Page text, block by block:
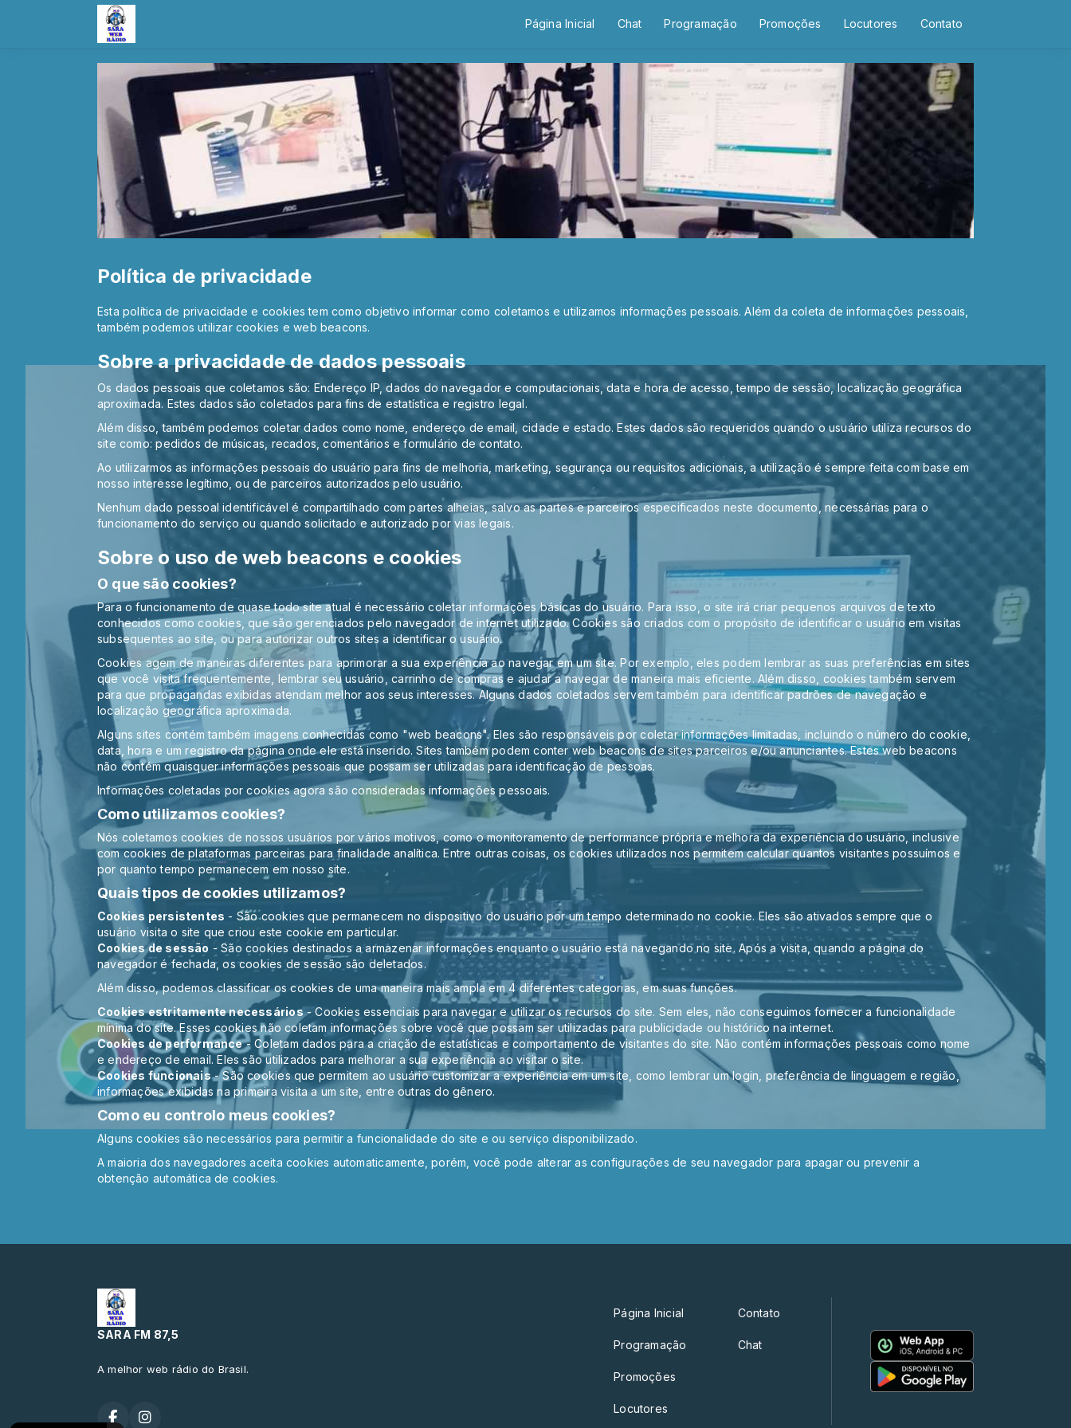
Página Inicial Chat Programação Promoções Locutores Contato
Política de privacidade
Esta política de privacidade e cookies tem como objetivo informar como coletamos e utilizamos informações pessoais. Além da coleta de informações pessoais,
também podemos utilizar cookies e web beacons.
Sobre a privacidade de dados pessoais
Os dados pessoais que coletamos são: Endereço IP, dados do navegador e computacionais, data e hora de acesso, tempo de sessão, localização geográfica
aproximada. Estes dados são coletados para fins de estatística e registro legal.
Além disso, também podemos coletar dados como nome, endereço de email, cidade e estado. Estes dados são requeridos quando o usuário utiliza recursos do
site como: pedidos de músicas, recados, comentários e formulário de contato.
Ao utilizarmos as informações pessoais do usuário para fins de melhoria, marketing, segurança ou requisitos adicionais, a utilização é sempre feita com base em
nosso interesse legítimo, ou de parceiros autorizados pelo usuário.
Nenhum dado pessoal identificável é compartilhado com partes alheias, salvo as partes e parceiros especificados neste documento, necessárias para o
funcionamento do serviço ou quando solicitado e autorizado por vias legais.
Sobre o uso de web beacons e cookies
O que são cookies?
Para o funcionamento de quase todo site atual é necessário coletar informações básicas do usuário. Para isso, o site irá criar pequenos arquivos de texto
conhecidos como cookies, que são gerenciados pelo navegador de internet utilizado. Cookies são criados com o propósito de identificar o usuário em visitas
subsequentes ao site, ou para autorizar outros sites a identificar o usuário.
Cookies agem de maneiras diferentes para aprimorar a sua experiência ao navegar em um site. Por exemplo, eles podem lembrar as suas preferências em sites
que você visita frequentemente, lembrar seu usuário, carrinho de compras e ajudar a navegar de maneira mais eficiente. Além disso, cookies também servem
para que propagandas exibidas atendam melhor aos seus interesses. Alguns dados coletados servem também para identificar padrões de navegação e
localização geográfica aproximada.
Alguns sites contém também imagens conhecidas como "web beacons". Eles são responsáveis por coletar informações limitadas, incluindo o número do cookie,
data, hora e um registro da página onde ele está inserido. Sites também podem conter web beacons de sites parceiros e/ou anunciantes. Estes web beacons
não contém quaisquer informações pessoais que possam ser utilizadas para identificação de pessoas.
Informações coletadas por cookies agora são consideradas informações pessoais.
Como utilizamos cookies?
Nós coletamos cookies de nossos usuários por vários motivos, como o monitoramento de performance própria e melhora da experiência do usuário, inclusive
com cookies de plataformas parceiras para finalidade analítica. Entre outras coisas, os cookies utilizados nos permitem calcular quantos visitantes possuímos e
por quanto tempo permanecem em nosso site.
Quais tipos de cookies utilizamos?
Cookies persistentes - São cookies que permanecem no dispositivo do usuário por um tempo determinado no cookie. Eles são ativados sempre que o
usuário visita o site que criou este cookie em particular.
Cookies de sessão - São cookies destinados a armazenar informações enquanto o usuário está navegando no site. Após a visita, quando a página do
navegador é fechada, os cookies de sessão são deletados.
Além disso, podemos classificar os cookies de uma maneira mais ampla em 4 diferentes categorias, em suas funções.
Cookies estritamente necessários- Cookies essenciais para navegar e utilizar os recursos do site. Sem eles, não conseguimos fornecer a funcionalidade
mínima do site. Esses cookies não coletam informações sobre você que possam ser utilizadas para publicidade ou histórico na internet.
Cookies de performance- Coletam dados para a criação de estatísticas e comportamento de visitantes do site. Não contém informações pessoais como nome
e endereço de email. Eles são utilizados para melhorar a sua experiência ao visitar o site.
Cookies funcionais- São cookies que permitem ao usuário customizar a experiência em um site, como lembrar um login, preferência de linguagem e região,
informações exibidas na primeira visita a um site, entre outras do gênero.
Como eu controlo meus cookies?
Alguns cookies são necessários para permitir a funcionalidade do site e ou serviço disponibilizado.
A maioria dos navegadores aceita cookies automaticamente, porém, você pode alterar as configurações de seu navegador para apagar ou prevenir a
obtenção automática de cookies.
SARA FM 87,5
A melhor web rádio do Brasil.
Página Inicial
Programação
Promoções
Locutores
Contato
Chat